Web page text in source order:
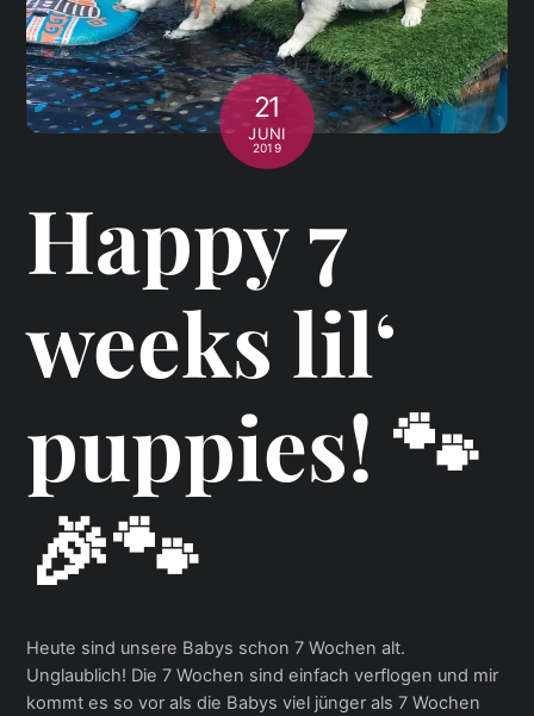
21
JUNI
2019
Happy 7
weeks lil‘
puppies! 🐾
🎉🐾
Heute sind unsere Babys schon 7 Wochen alt.
Unglaublich! Die 7 Wochen sind einfach verflogen und mir
kommt es so vor als die Babys viel jünger als 7 Wochen